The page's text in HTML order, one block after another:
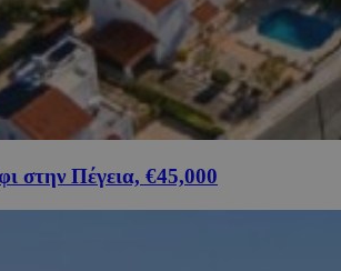
στην Πέγεια, €45,000